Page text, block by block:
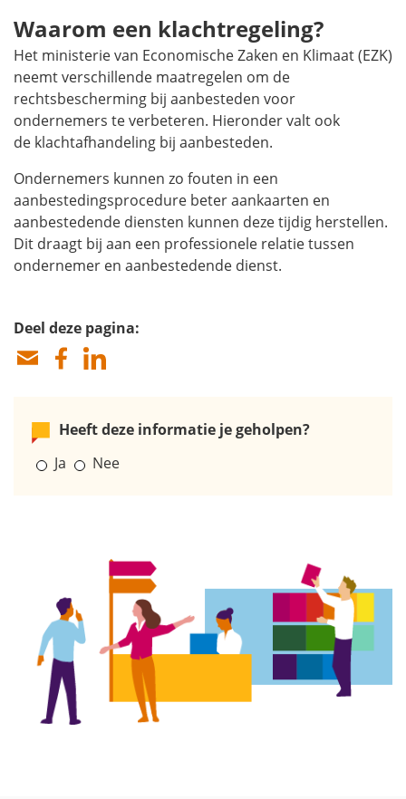
Waarom een klachtregeling?
Het ministerie van Economische Zaken en Klimaat (EZK)
neemt verschillende maatregelen om de
rechtsbescherming bij aanbesteden voor
ondernemers te verbeteren. Hieronder valt ook
de klachtafhandeling bij aanbesteden.
Ondernemers kunnen zo fouten in een
aanbestedingsprocedure beter aankaarten en
aanbestedende diensten kunnen deze tijdig herstellen.
Dit draagt bij aan een professionele relatie tussen
ondernemer en aanbestedende dienst.
Deel deze pagina:
Heeft deze informatie je geholpen?
Ja
Nee